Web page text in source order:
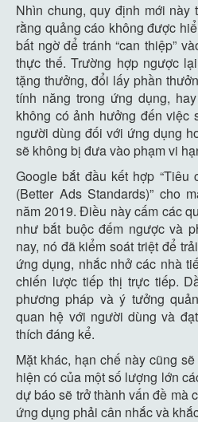
Nhìn chung, quy định mới này
rằng quảng cáo không được
bất ngờ để tránh “can thiệp”
thực thế. Trường hợp ngược
tặng thưởng, đổi lấy phần
tính năng trong ứng dụng,
không có ảnh hưởng đến việc
người dùng đối với ứng dụng
sẽ không bị đưa vào phạm vi
Google bắt đầu kết hợp “Tiêu
(Better Ads Standards)” cho
năm 2019. Điều này cấm các
như bắt buộc đếm ngược và
nay, nó đã kiểm soát triệt để
ứng dụng, nhắc nhở các nhà
chiến lược tiếp thị trực tiếp.
phương pháp và ý tưởng
quan hệ với người dùng và
thích đáng kể.
Mặt khác, hạn chế này cũng
hiện có của một số lượng lớn
dự báo sẽ trở thành vấn đề mà
ứng dụng phải cân nhắc và